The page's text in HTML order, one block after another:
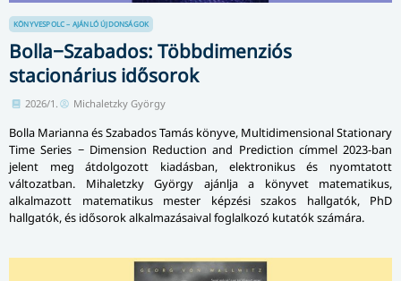
KÖNYVESPOLC – AJÁNLÓ ÚJDONSÁGOK
Bolla−Szabados: Többdimenziós
stacionárius idősorok
2026/1. Michaletzky György
Bolla Marianna és Szabados Tamás könyve, Multidimensional Stationary
Time Series − Dimension Reduction and Prediction címmel 2023-ban
jelent meg átdolgozott kiadásban, elektronikus és nyomtatott
változatban. Mihaletzky György ajánlja a könyvet matematikus,
alkalmazott matematikus mester képzési szakos hallgatók, PhD
hallgatók, és idősorok alkalmazásaival foglalkozó kutatók számára.